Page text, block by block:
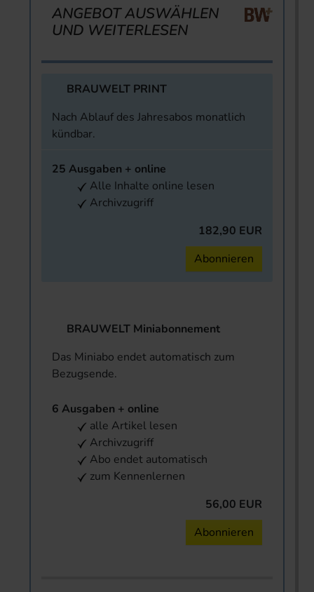
ANGEBOT AUSWÄHLEN
UND WEITERLESEN
BRAUWELT PRINT
Nach Ablauf des Jahresabos monatlich
kündbar.
25 Ausgaben + online
Alle Inhalte online lesen
Archivzugriff
182,90 EUR
Abonnieren
BRAUWELT Miniabonnement
Das Miniabo endet automatisch zum
Bezugsende.
6 Ausgaben + online
alle Artikel lesen
Archivzugriff
Abo endet automatisch
zum Kennenlernen
56,00 EUR
Abonnieren